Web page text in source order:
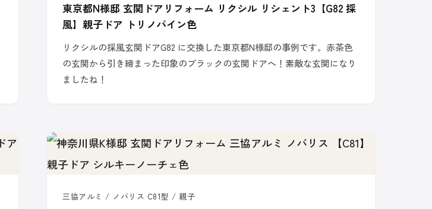
東京都N様邸 玄関ドアリフォーム リクシル リシェント3【G82 採
風】親子ドア トリノパイン色
リクシルの採風玄関ドアG82 に交換した東京都N様邸の事例です。赤茶色
の玄関から引き締まった印象のブラックの玄関ドアへ！素敵な玄関になり
ましたね！
三協アルミ / ノバリス C81型 / 親子